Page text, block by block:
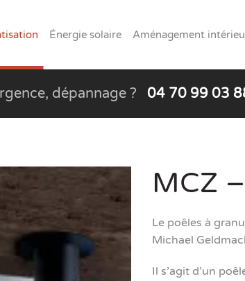
Énergie solaire Aménagement
dépannage ? 04 70 99 03
MCZ
Le poêles à
Michael
Il s’agit d’un